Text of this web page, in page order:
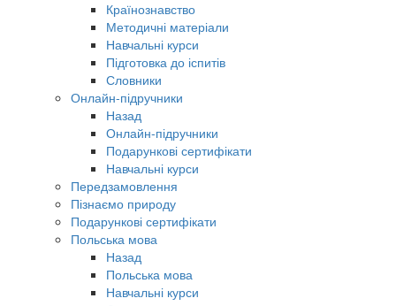
Країнознавство
Методичні матеріали
Навчальні курси
Підготовка до іспитів
Словники
Онлайн-підручники
Назад
Онлайн-підручники
Подарункові сертифікати
Навчальні курси
Передзамовлення
Пізнаємо природу
Подарункові сертифікати
Польська мова
Назад
Польська мова
Навчальні курси